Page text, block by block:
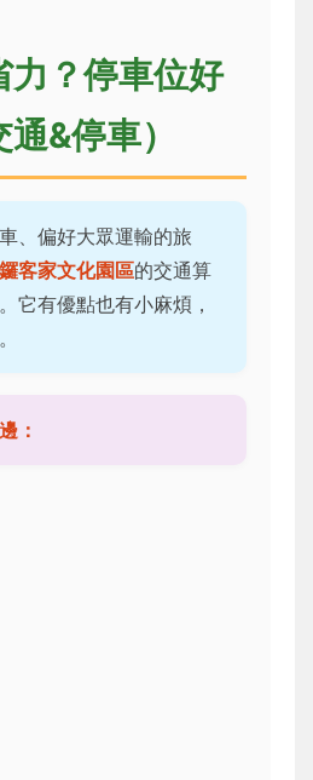
力？停車位好
&停車）
、偏好大眾運輸的旅
客家文化園區的交通算
它有優點也有小麻煩，
：